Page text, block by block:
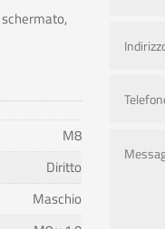
schermato,
M8
Diritto
Maschio